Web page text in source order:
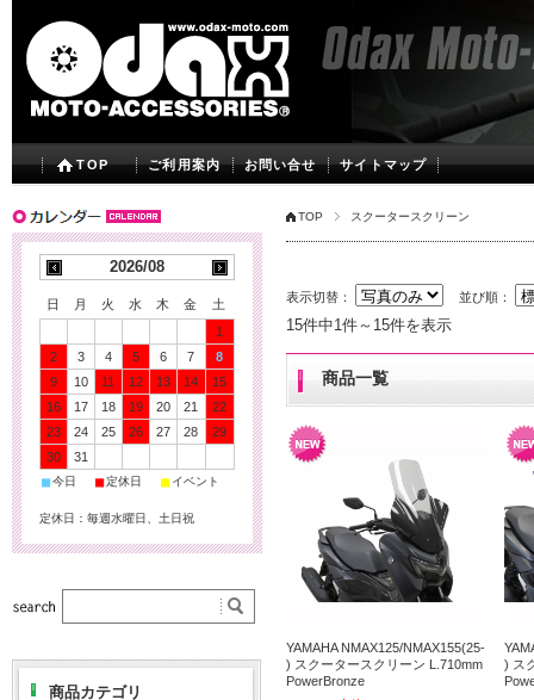
TOP ご利用案内 お問い合せ サイトマップ
TOP スクータースクリーン
表示切替： 並び順：
15件中1件～15件を表示
商品一覧
YAMAHA NMAX125/NMAX155(25-
) スクータースクリーン L.710mm
PowerBronze
) ス
2026/08
日 月 火 水 木 金
土
1
2
3 4 5 6 7
8
9
10 11 12 13 14
15
16
17 18 19 20 21
22
23
24 25 26 27 28
29
30
31
■今日 ■定休日 ■ イベント
定休日：毎週水曜日、土日祝
商品カテゴリ